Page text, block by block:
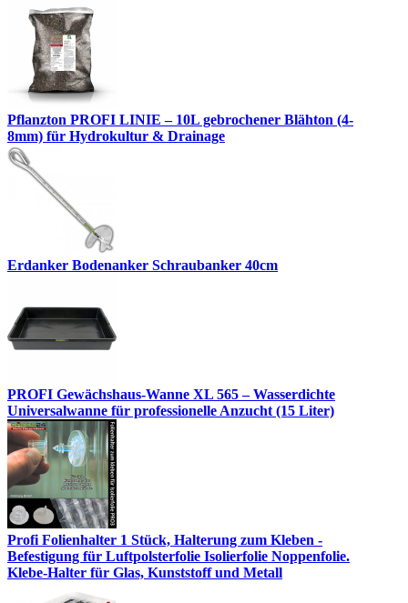
Pflanzton PROFI LINIE – 10L gebrochener Blähton (4-
8mm) für Hydrokultur & Drainage
Erdanker Bodenanker Schraubanker 40cm
PROFI Gewächshaus-Wanne XL 565 – Wasserdichte
Universalwanne für professionelle Anzucht (15 Liter)
Profi Folienhalter 1 Stück, Halterung zum Kleben -
Befestigung für Luftpolsterfolie Isolierfolie Noppenfolie.
Klebe-Halter für Glas, Kunststoff und Metall